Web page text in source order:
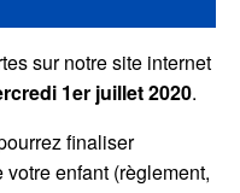
sur notre site internet
1er juillet 2020.
finaliser
enfant (règlement,